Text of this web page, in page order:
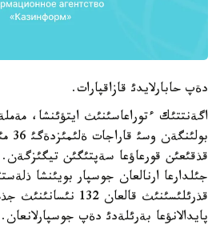
دةپ حابارلايدئ قازاقپارات.
اگةنتتئك ءتوراعاسئنئث ايتؤئنشا،
جئلدارعا ارنالعان جوسپار بويئنشا
قذرئلئسئنئث قالعان
پايدالانؤعا بةرئلةدئ دةپ جوسپارلانعان.